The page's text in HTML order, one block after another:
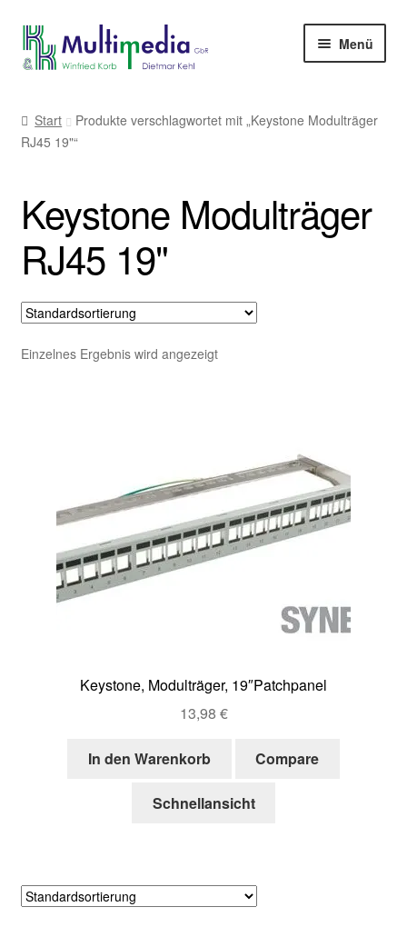
Zur
Navigation
Zum
Inhalt
Menü
Start
Produkte verschlagwortet mit „Keystone Modulträger
RJ45 19"“
Keystone Modulträger
RJ45 19"
Einzelnes Ergebnis wird angezeigt
Keystone, Modulträger, 19″Patchpanel
13,98 €
In den Warenkorb Compare
Schnellansicht